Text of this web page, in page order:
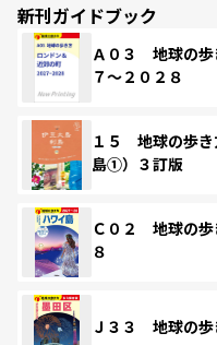
新刊ガイドブック
Ａ０３ 地球の
７～２０２８
１５ 地球の歩
島①）３訂版
Ｃ０２ 地球の
８
Ｊ３３ 地球の